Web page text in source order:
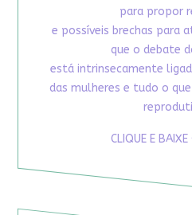
para propor
e possíveis brechas para
que o debate
está intrinsecamente
das mulheres e tudo o
CLIQUE E